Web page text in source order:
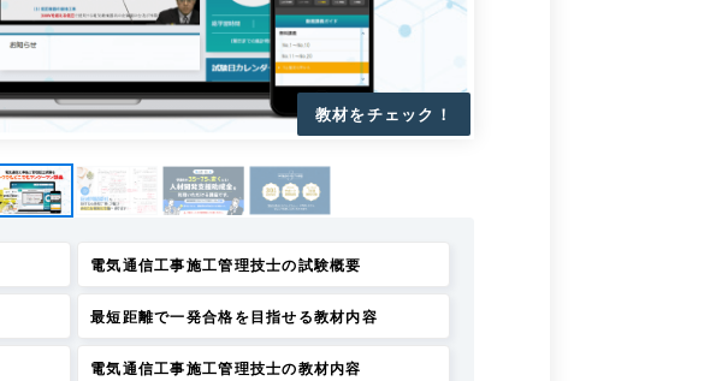
電気通信工事施工管理技士の試験概要
最短距離で一発合格を目指せる教材内容
電気通信工事施工管理技士の教材内容